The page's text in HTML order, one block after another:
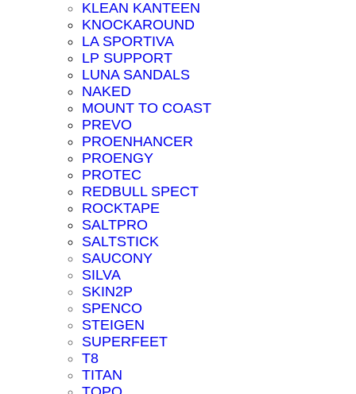
KLEAN KANTEEN
KNOCKAROUND
LA SPORTIVA
LP SUPPORT
LUNA SANDALS
NAKED
MOUNT TO COAST
PREVO
PROENHANCER
PROENGY
PROTEC
REDBULL SPECT
ROCKTAPE
SALTPRO
SALTSTICK
SAUCONY
SILVA
SKIN2P
SPENCO
STEIGEN
SUPERFEET
T8
TITAN